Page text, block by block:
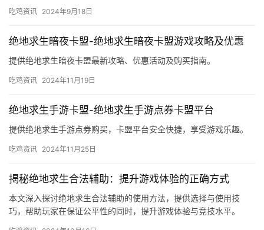
吃鸡资讯 2024年9月18日
绝地求生暗夜卡盟-绝地求生暗夜卡盟游戏攻略及优惠
提供绝地求生暗夜卡盟最新攻略、优惠活动及购买指南。
吃鸡资讯 2024年11月19日
绝地求生手游卡盟-绝地求生手游点券卡盟平台
提供绝地求生手游点券购买，卡盟平台安全快捷，享受游戏乐趣。
吃鸡资讯 2024年11月25日
揭秘绝地求生合法辅助：提升游戏体验的正确方式
本文深入探讨绝地求生合法辅助的使用方法，提供选择与使用技
巧，帮助玩家在保证公平性的同时，提升游戏体验与竞技水平。